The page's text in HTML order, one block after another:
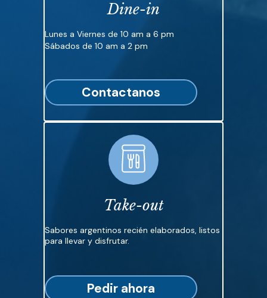
Dine-in
Lunes a Viernes de 10 am a 6 pm
Sábados de 10 am a 2 pm
Contactanos
Take-out
Sabores argentinos recién elaborados, listos
para llevar y disfrutar.
Pedir ahora